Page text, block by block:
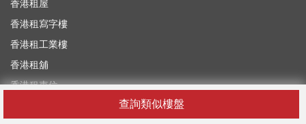
查詢類似樓盤
香港租屋
香港租寫字樓
香港租工業樓
香港租舖
香港租車位